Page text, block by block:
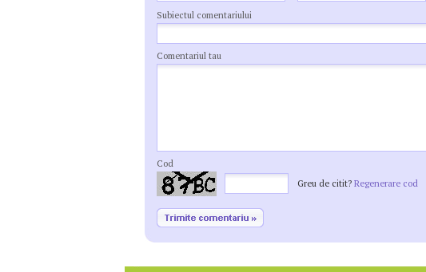
Subiectul comentariului
Comentariul tau
Cod
Greu de citit? Regenerare cod